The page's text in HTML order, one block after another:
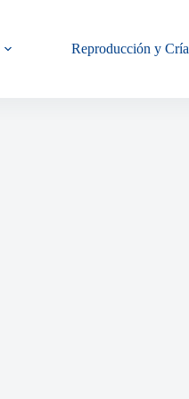
Reproducción y Cría